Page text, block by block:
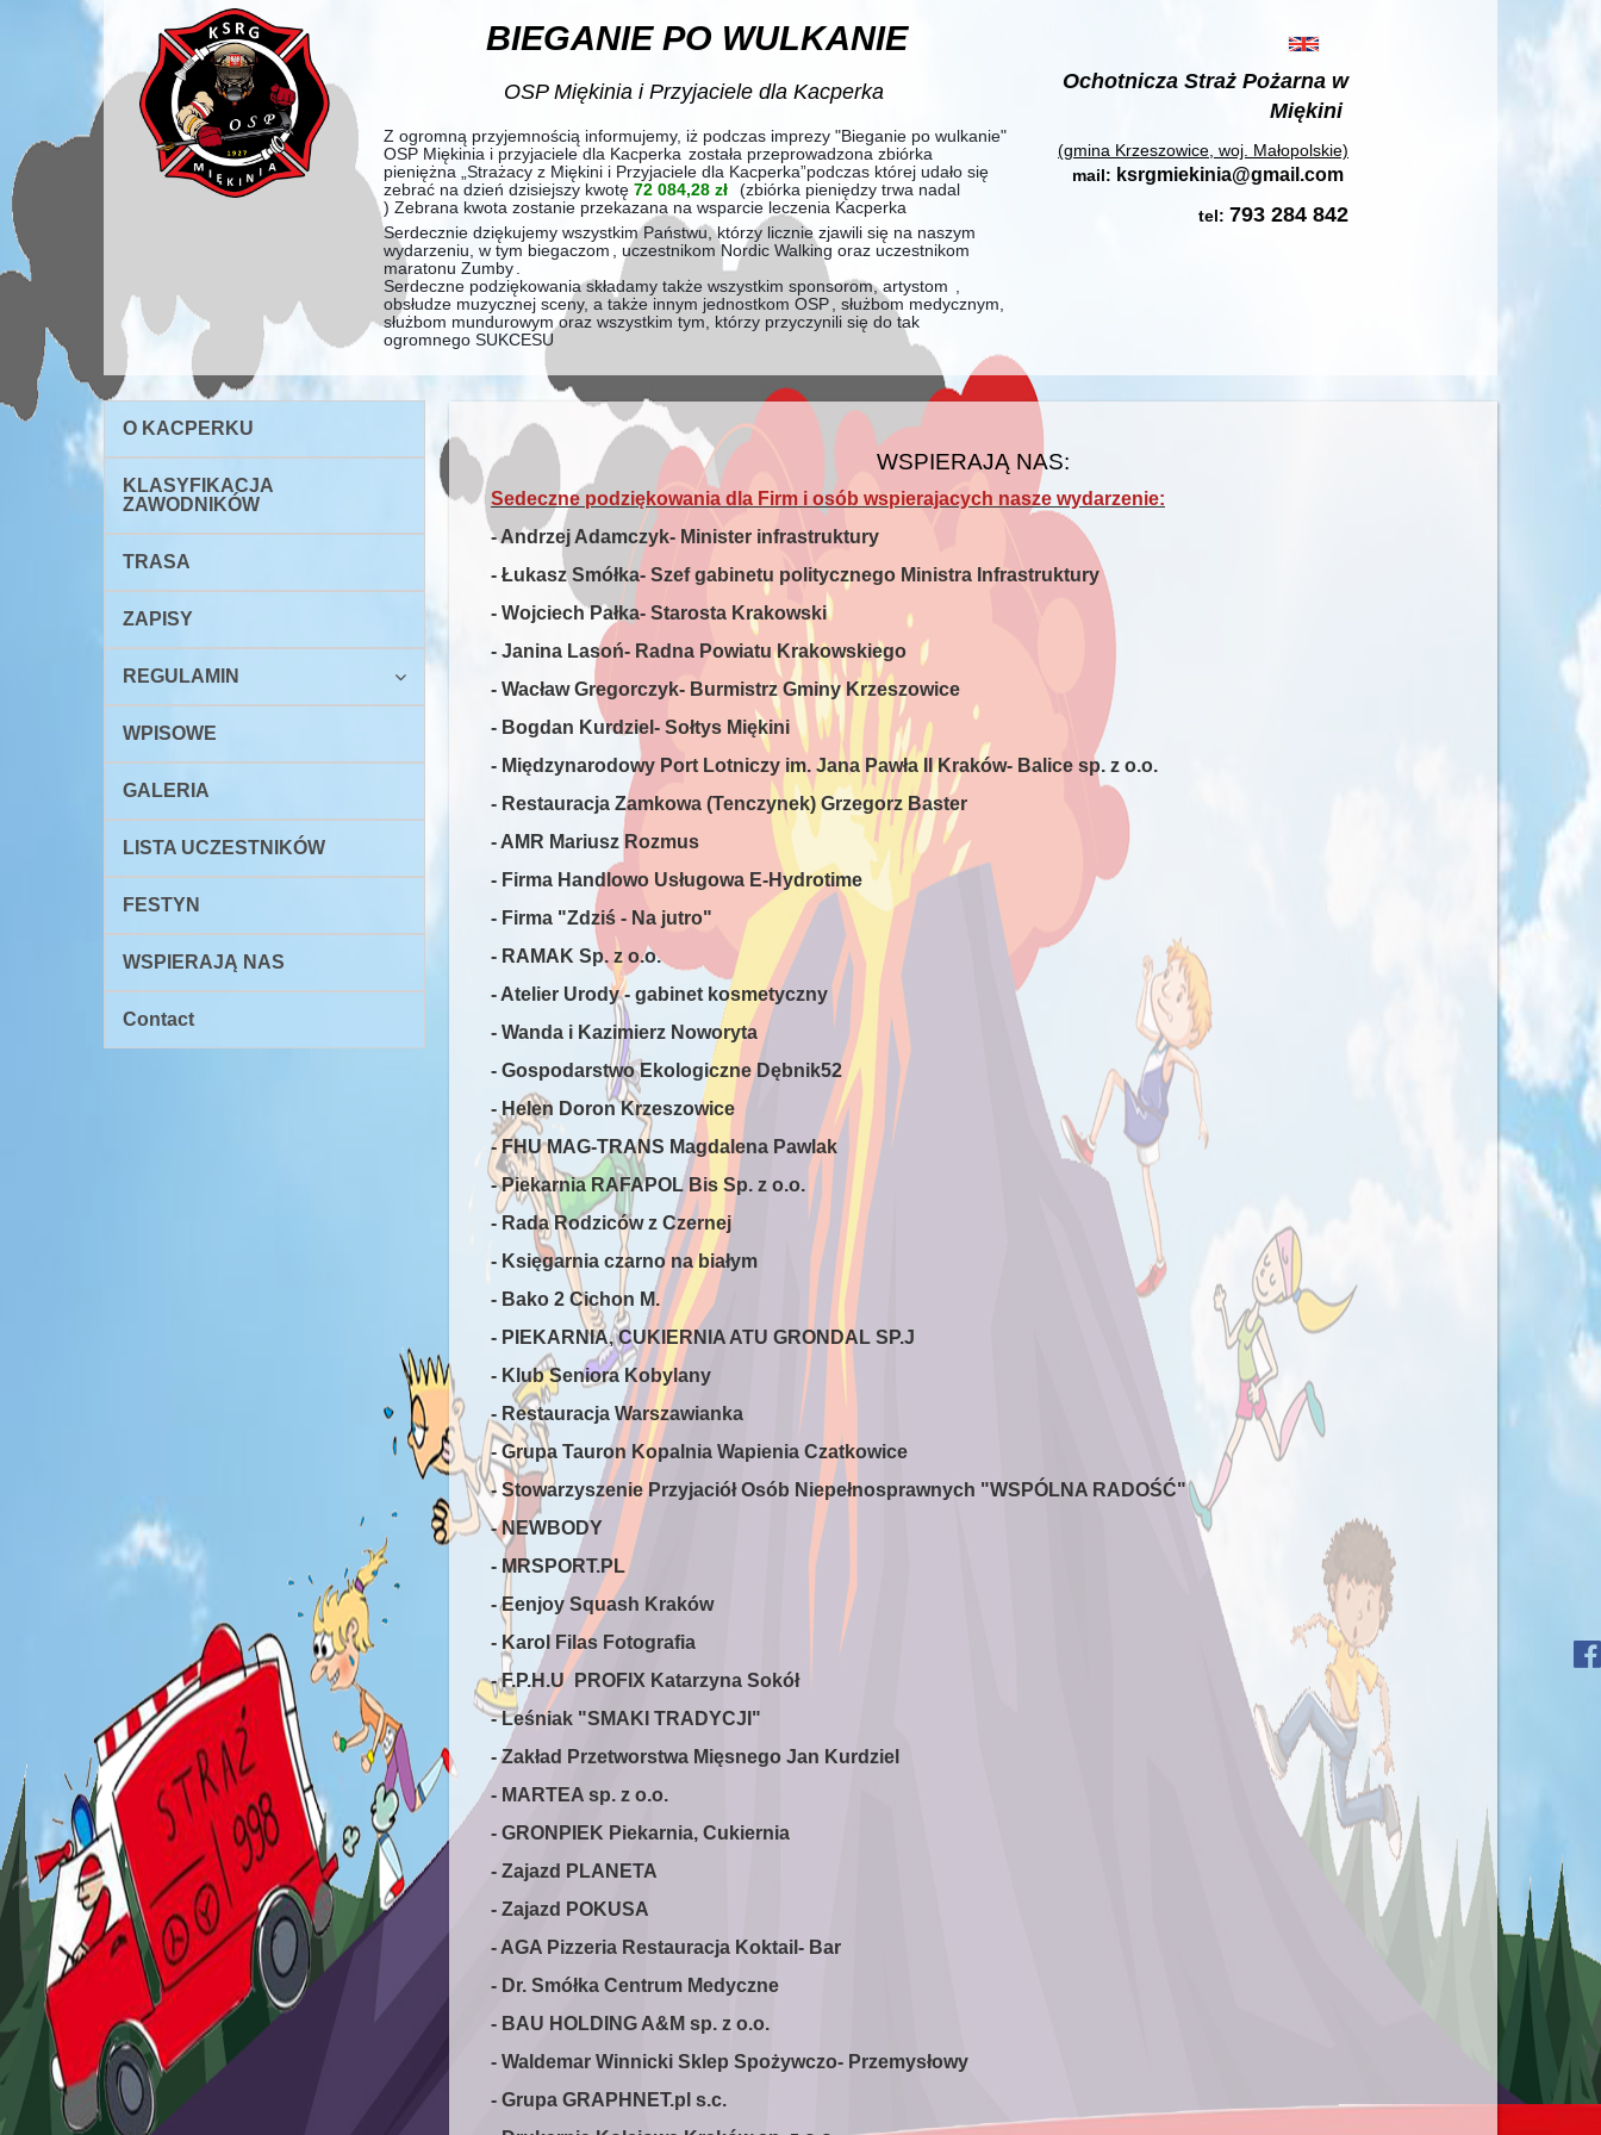
BIEGANIE PO WULKANIE
OSP Miękinia i Przyjaciele dla Kacperka
Z ogromną przyjemnością informujemy, iż podczas imprezy "Bieganie po wulkanie"
OSP Miękinia i przyjaciele dla Kacperka została przeprowadzona zbiórka
pieniężna „Strażacy z Miękini i Przyjaciele dla Kacperka”podczas której udało się
zebrać na dzień dzisiejszy kwotę 72 084,28 zł
(zbiórka pieniędzy trwa nadal
) Zebrana kwota zostanie przekazana na wsparcie leczenia Kacperka
Serdecznie dziękujemy wszystkim Państwu, którzy licznie zjawili się na naszym
wydarzeniu, w tym biegaczom
, uczestnikom Nordic Walking oraz uczestnikom
maratonu Zumby
Serdeczne podziękowania składamy także wszystkim sponsorom, artystom
obsłudze muzycznej sceny, a także innym jednostkom OSP
, służbom medycznym,
służbom mundurowym oraz wszystkim tym, którzy przyczynili się do tak
ogromnego SUKCESU
Ochotnicza Straż Pożarna w
Miękini
(gmina Krzeszowice, woj. Małopolskie)
mail: ksrgmiekinia@gmail.com
tel: 793 284 842
O KACPERKU
KLASYFIKACJA
ZAWODNIKÓW
TRASA
ZAPISY
REGULAMIN
WPISOWE
GALERIA
LISTA UCZESTNIKÓW
FESTYN
WSPIERAJĄ NAS
Contact
WSPIERAJĄ NAS:
Sedeczne podziękowania dla Firm i osób wspierajacych nasze wydarzenie:
- Andrzej Adamczyk- Minister infrastruktury
- Łukasz Smółka- Szef gabinetu politycznego Ministra Infrastruktury
- Wojciech Pałka- Starosta Krakowski
- Janina Lasoń- Radna Powiatu Krakowskiego
- Wacław Gregorczyk- Burmistrz Gminy Krzeszowice
- Bogdan Kurdziel- Sołtys Miękini
- Międzynarodowy Port Lotniczy im. Jana Pawła II Kraków- Balice sp. z o.o.
- Restauracja Zamkowa (Tenczynek) Grzegorz Baster
- AMR Mariusz Rozmus
- Firma Handlowo Usługowa E-Hydrotime
- Firma "Zdziś - Na jutro"
- RAMAK Sp. z o.o.
- Atelier Urody - gabinet kosmetyczny
- Wanda i Kazimierz Noworyta
- Gospodarstwo Ekologiczne Dębnik52
- Helen Doron Krzeszowice
- FHU MAG-TRANS Magdalena Pawlak
- Piekarnia RAFAPOL Bis Sp. z o.o.
- Rada Rodziców z Czernej
- Księgarnia czarno na białym
- Bako 2 Cichon M.
- PIEKARNIA, CUKIERNIA ATU GRONDAL SP.J
- Klub Seniora Kobylany
- Restauracja Warszawianka
- Grupa Tauron Kopalnia Wapienia Czatkowice
- Stowarzyszenie Przyjaciół Osób Niepełnosprawnych "WSPÓLNA RADOŚĆ"
- NEWBODY
- MRSPORT.PL
- Eenjoy Squash Kraków
- Karol Filas Fotografia
- F.P.H.U PROFIX Katarzyna Sokół
- Leśniak "SMAKI TRADYCJI"
- Zakład Przetworstwa Mięsnego Jan Kurdziel
- MARTEA sp. z o.o.
- GRONPIEK Piekarnia, Cukiernia
- Zajazd PLANETA
- Zajazd POKUSA
- AGA Pizzeria Restauracja Koktail- Bar
- Dr. Smółka Centrum Medyczne
- BAU HOLDING A&M sp. z o.o.
- Waldemar Winnicki Sklep Spożywczo- Przemysłowy
- Grupa GRAPHNET.pl s.c.